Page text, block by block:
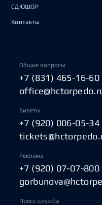
СДЮШОР
Контакты
Общие вопросы
+7 (831) 465-16-60
Билеты
+7 (920) 006-05-34
Реклама
+7 (920) 07-07-800
Пресс-служба